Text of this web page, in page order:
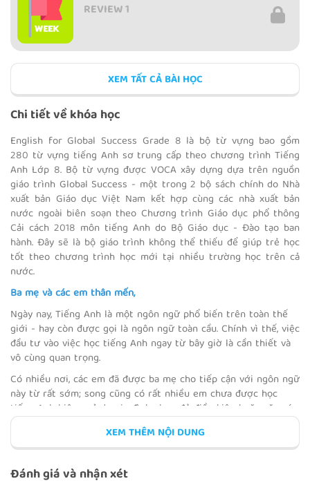
REVIEW 1
TEENS AND SOCIAL MEDIA
TEEN STRESS
ETHNIC GROUP
THE LIFESTYLE OF ETHNIC
GROUPS
REVIEW 2
XEM TẤT CẢ BÀI HỌC
Chi tiết về khóa học
English for Global Success Grade 8 là bộ từ vựng bao gồm
280 từ vựng tiếng Anh sơ trung cấp theo chương trình Tiếng
Anh Lớp 8. Bộ từ vựng được VOCA xây dựng dựa trên nguồn
giáo trình Global Success - một trong 2 bộ sách chính do Nhà
xuất bản Giáo dục Việt Nam kết hợp cùng các nhà xuất bản
nước ngoài biên soạn theo Chương trình Giáo dục phổ thông
Cải cách 2018 môn tiếng Anh do Bộ Giáo dục - Đào tạo ban
hành. Đây sẽ là bộ giáo trình không thể thiếu để giúp trẻ học
tốt theo chương trình học mới tại nhiều trường học trên cả
nước.
Ba mẹ và các em thân mến,
Ngày nay, Tiếng Anh là một ngôn ngữ phổ biến trên toàn thế
giới - hay còn được gọi là ngôn ngữ toàn cầu. Chính vì thế, việc
đầu tư vào việc học tiếng Anh ngay từ bây giờ là cần thiết và
vô cùng quan trọng.
Có nhiều nơi, các em đã được ba mẹ cho tiếp cận với ngôn ngữ
này từ rất sớm; song cũng có rất nhiều em chưa được học
tiếng Anh hiệu quả do gia đình chưa đủ điều kiện hoặc gặp các
vấn đề về nơi học, chất lượng giảng dạy,... Từ đó khiến các em
cảm thấy hụt hơi khi học tiếng Anh trên lớp và sinh ra cảm
giác chán ghét với môn học này. Vậy ba mẹ nên cho các em
học theo phương pháp nào để trẻ học hiệu quả nhất, giải quyết
được các vấn đề về thời gian, địa lý và chi phí?
XEM THÊM NỘI DUNG
Đánh giá và nhận xét